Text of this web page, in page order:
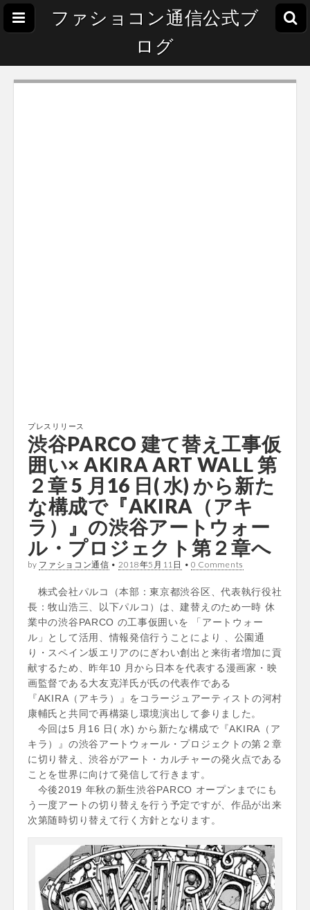
ファショコン通信公式ブ
ログ
プレスリリース
渋谷PARCO 建て替え工事仮
囲い× AKIRA ART WALL 第
２章 5 月16 日( 水) から新た
な構成で『AKIRA（アキ
ラ）』の渋谷アートウォー
ル・プロジェクト第２章へ
by ファショコン通信 • 2018年5月11日 • 0 Comments
株式会社パルコ（本部：東京都渋谷区、代表執行役社
長：牧山浩三、以下パルコ）は、建替えのため一時 休
業中の渋谷PARCO の工事仮囲いを 「アートウォー
ル」として活用、情報発信行うことにより 、公園通
り・スペイン坂エリアのにぎわい創出と来街者増加に貢
献するため、昨年10 月から日本を代表する漫画家・映
画監督である大友克洋氏が氏の代表作である
『AKIRA（アキラ）』をコラージュアーティストの河村
康輔氏と共同で再構築し環境演出して参りました。
今回は5 月16 日( 水) から新たな構成で『AKIRA（ア
キラ）』の渋谷アートウォール・プロジェクトの第２章
に切り替え、渋谷がアート・カルチャーの発火点である
ことを世界に向けて発信して行きます。
今後2019 年秋の新生渋谷PARCO オープンまでにも
う一度アートの切り替えを行う予定ですが、作品が出来
次第随時切り替えて行く方針となります。